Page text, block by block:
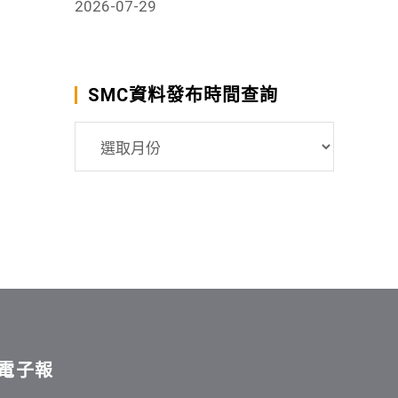
2026-07-29
SMC資料發布時間查詢
子報